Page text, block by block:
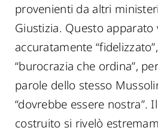
provenienti da altri
Giustizia. Questo apparato
accuratamente
“burocrazia che ordina”,
parole dello stesso
“dovrebbe essere nostra”.
costruito si rivelò